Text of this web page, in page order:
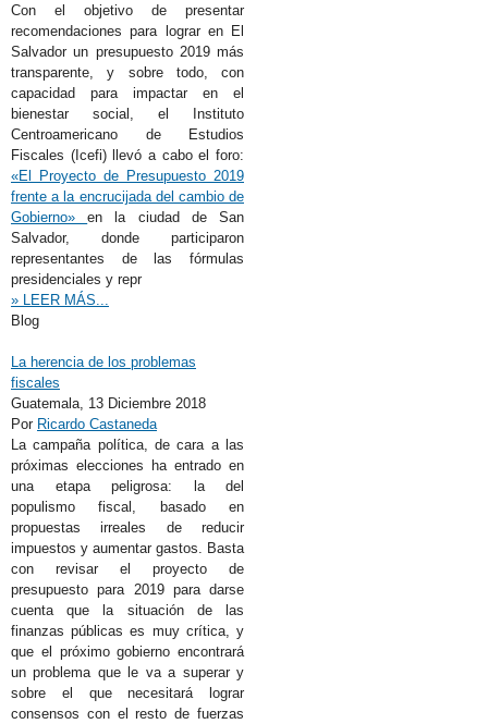
Con el objetivo de presentar
recomendaciones para lograr en El
Salvador un presupuesto 2019 más
transparente, y sobre todo, con
capacidad para impactar en el
bienestar social, el Instituto
Centroamericano de Estudios
Fiscales (Icefi) llevó a cabo el foro:
«El Proyecto de Presupuesto 2019
frente a la encrucijada del cambio de
Gobierno»en la ciudad de San
Salvador, donde participaron
representantes de las fórmulas
presidenciales y repr
» LEER MÁS...
Blog
La herencia de los problemas
fiscales
Guatemala, 13 Diciembre 2018
Por Ricardo Castaneda
La campaña política, de cara a las
próximas elecciones ha entrado en
una etapa peligrosa: la del
populismo fiscal, basado en
propuestas irreales de reducir
impuestos y aumentar gastos. Basta
con revisar el proyecto de
presupuesto para 2019 para darse
cuenta que la situación de las
finanzas públicas es muy crítica, y
que el próximo gobierno encontrará
un problema que le va a superar y
sobre el que necesitará lograr
consensos con el resto de fuerzas